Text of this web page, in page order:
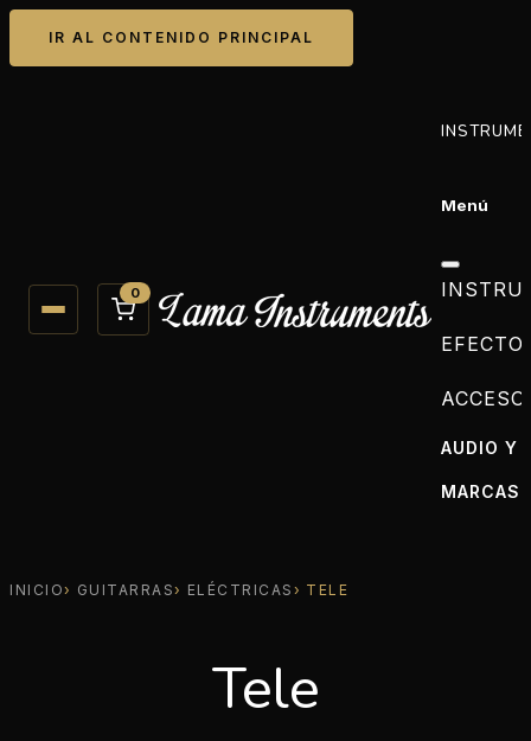
IR AL CONTENIDO PRINCIPAL
0
Menú
AUDIO Y
MARCAS
INICIO GUITARRAS ELÉCTRICAS TELE
Tele